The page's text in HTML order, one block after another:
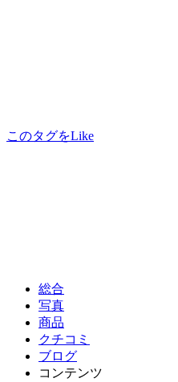
このタグをLike
総合
写真
商品
クチコミ
ブログ
コンテンツ